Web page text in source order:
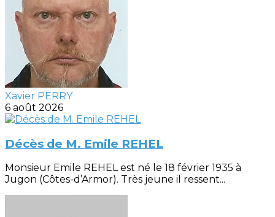
Xavier PERRY
6 août 2026
Décès de M. Emile REHEL
Monsieur Emile REHEL est né le 18 février 1935 à
Jugon (Côtes-d’Armor). Très jeune il ressent...